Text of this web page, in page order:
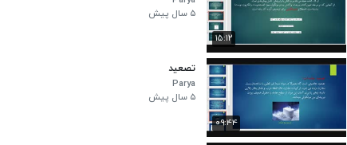
۱۵:۱۲
۵ سال پیش
۰۹:۴۴
تصعید
Parya
۵ سال پیش